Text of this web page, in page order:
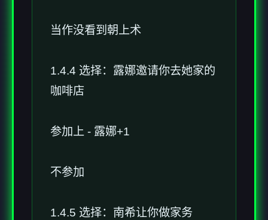
当作没看到朝上术
1.4.4 选择：露娜邀请你去她家的
咖啡店
参加上 - 露娜+1
不参加
1.4.5 选择：南希让你做家务